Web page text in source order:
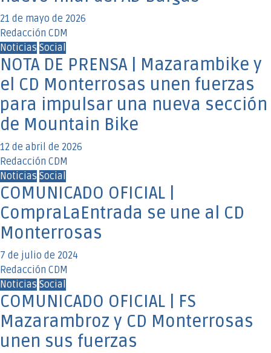
21 de mayo de 2026
Redacción CDM
Noticias Social
NOTA DE PRENSA | Mazarambike y
el CD Monterrosas unen fuerzas
para impulsar una nueva sección
de Mountain Bike
12 de abril de 2026
Redacción CDM
Noticias Social
COMUNICADO OFICIAL |
CompraLaEntrada se une al CD
Monterrosas
7 de julio de 2024
Redacción CDM
Noticias Social
COMUNICADO OFICIAL | FS
Mazarambroz y CD Monterrosas
unen sus fuerzas